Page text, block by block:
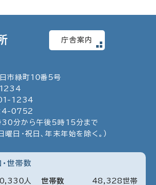
庁舎案内
市緑町10番5号
1234
- 1234
-0752
30分から午後5時15分まで
曜日・祝日、年末年始を除く。）
世帯数
330 人 世帯数 48 328世帯